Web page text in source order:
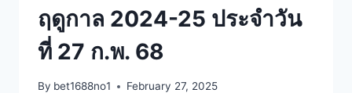
ฤดูกาล 2024-25 ประจำวัน
ที่ 27 ก.พ. 68
By bet1688no1 February 27, 2025